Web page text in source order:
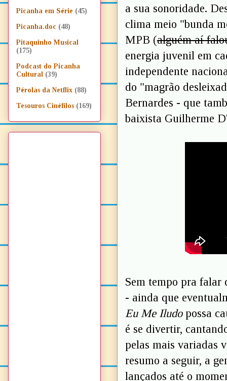
a sua sonoridade.
clima meio "bunda
MPB (alguém aí
energia juvenil em
independente
do "magrão
Bernardes - que
baixista Guilherme
Sem tempo pra falar
- ainda que
Eu Me Iludopossa
é se divertir,
pelas mais variadas
resumo a seguir, a
lançados até o
Picanha em Série (45)
Picanha.doc (48)
Pitaquinho Musical
(175)
Podcast do Picanha
Cultural (39)
Pérolas da Netflix (88)
Tesouros Cinéfilos (169)